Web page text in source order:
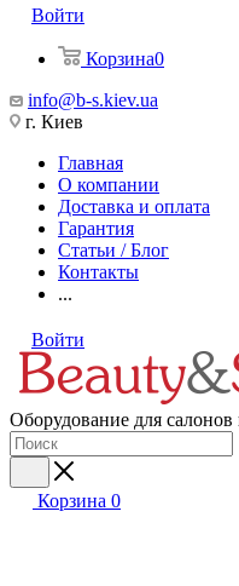
Войти
Корзина0
info@b-s.kiev.ua
г. Киев
Главная
О компании
Доставка и оплата
Гарантия
Статьи / Блог
Контакты
...
Войти
Оборудование для салонов
Корзина 0